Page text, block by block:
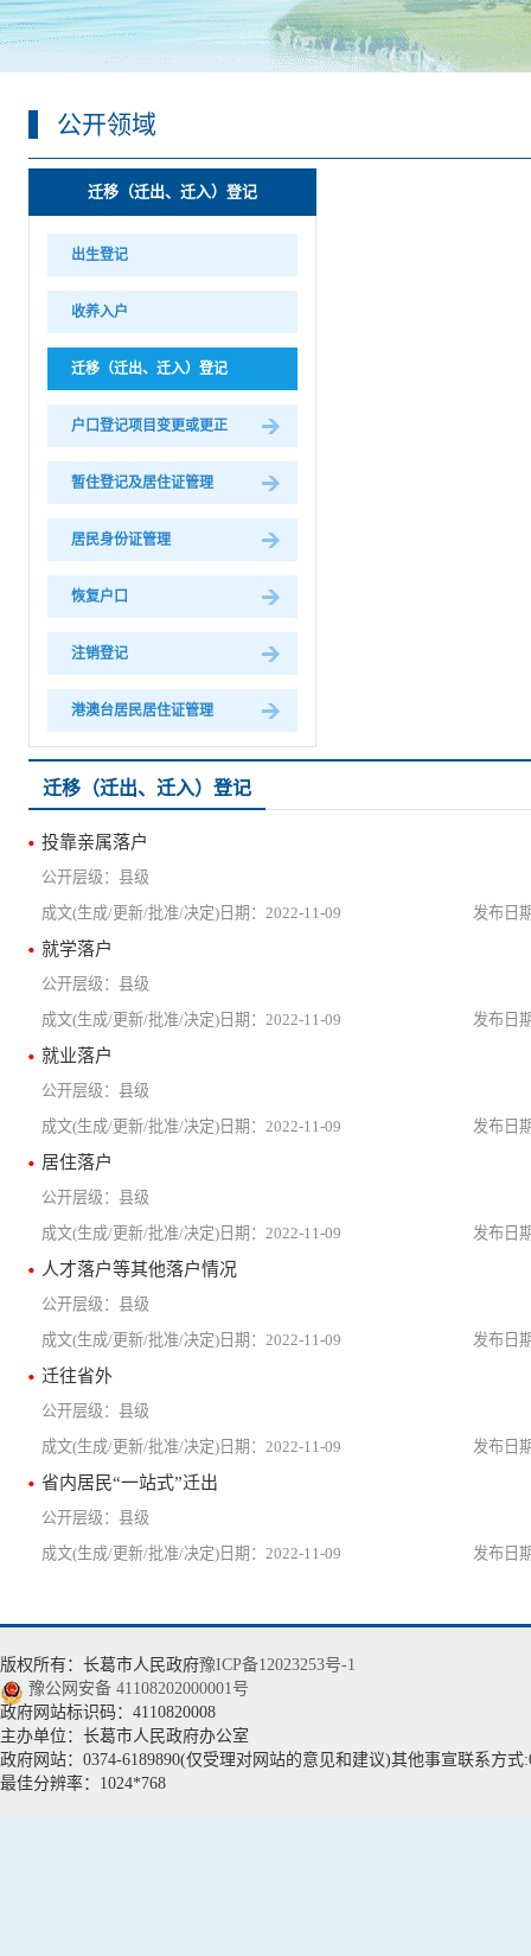
公开领域
迁移（迁出、迁入）登记
出生登记
收养入户
迁移（迁出、迁入）登记
户口登记项目变更或更正
暂住登记及居住证管理
居民身份证管理
恢复户口
注销登记
港澳台居民居住证管理
迁移（迁出、迁入）登记
投靠亲属落户
县级
2022-11-09
就学落户
县级
2022-11-09
就业落户
县级
2022-11-09
居住落户
县级
2022-11-09
人才落户等其他落户情况
县级
2022-11-09
迁往省外
县级
2022-11-09
省内居民“一站式”迁出
县级
2022-11-09
版权所有：长葛市人民政府豫ICP备12023253号-1
豫公网安备 41108202000001号
政府网站标识码：4110820008
主办单位：长葛市人民政府办公室
政府网站：0374-6189890(仅受理对网站的意见和建议)其他事宣联系方式
最佳分辨率：1024*768